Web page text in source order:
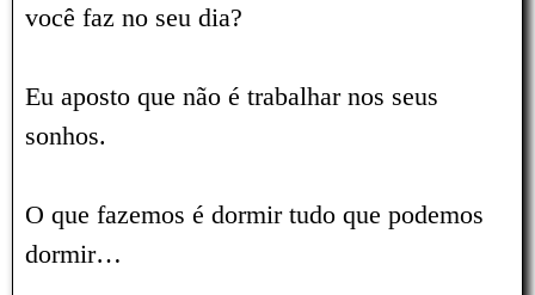
você faz no seu dia?
Eu aposto que não é trabalhar nos seus
sonhos.
O que fazemos é dormir tudo que podemos
dormir…